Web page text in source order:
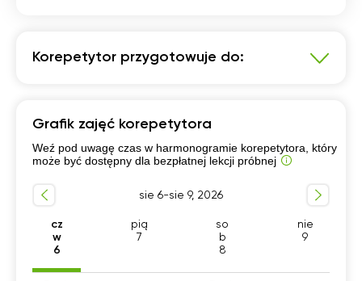
Korepetytor przygotowuje do:
Szkoła podstawowa 7-8 klasa
Przygotowanie do matury rozszerzonej
Technikum (profil podstawowy)
Szkola średnia (profil podstawowy)
Szkola średnia (profil rozszerzony)
Liceum (profil rozszerzony)
Grafik zajęć korepetytora
Weź pod uwagę czas w harmonogramie korepetytora, który
może być dostępny dla bezpłatnej lekcji próbnej
sie 6-sie 9, 2026
cz
w
6
pią
7
so
b
8
nie
9